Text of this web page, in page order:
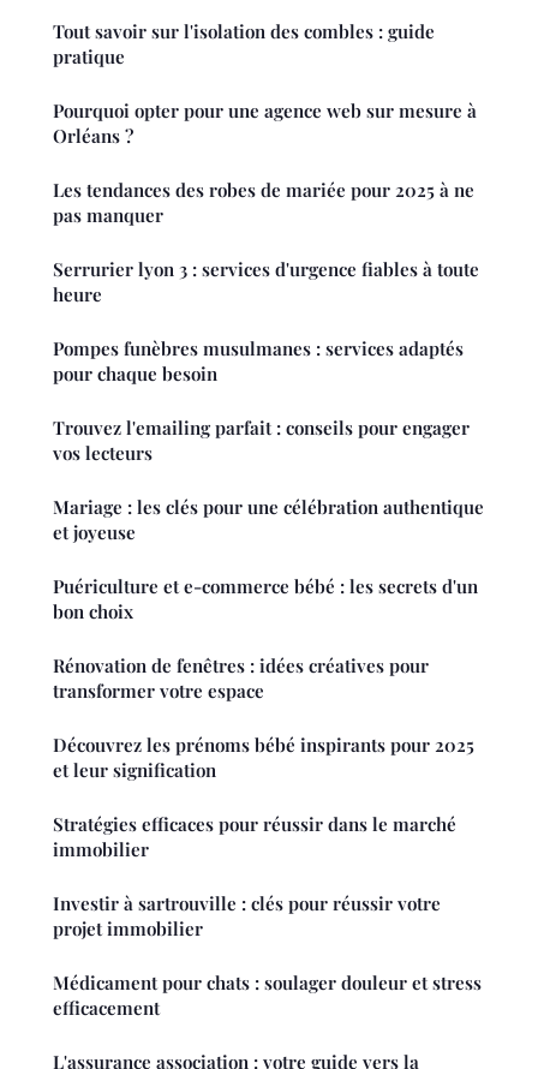
Tout savoir sur l'isolation des combles : guide
pratique
Pourquoi opter pour une agence web sur mesure à
Orléans ?
Les tendances des robes de mariée pour 2025 à ne
pas manquer
Serrurier lyon 3 : services d'urgence fiables à toute
heure
Pompes funèbres musulmanes : services adaptés
pour chaque besoin
Trouvez l'emailing parfait : conseils pour engager
vos lecteurs
Mariage : les clés pour une célébration authentique
et joyeuse
Puériculture et e-commerce bébé : les secrets d'un
bon choix
Rénovation de fenêtres : idées créatives pour
transformer votre espace
Découvrez les prénoms bébé inspirants pour 2025
et leur signification
Stratégies efficaces pour réussir dans le marché
immobilier
Investir à sartrouville : clés pour réussir votre
projet immobilier
Médicament pour chats : soulager douleur et stress
efficacement
L'assurance association : votre guide vers la